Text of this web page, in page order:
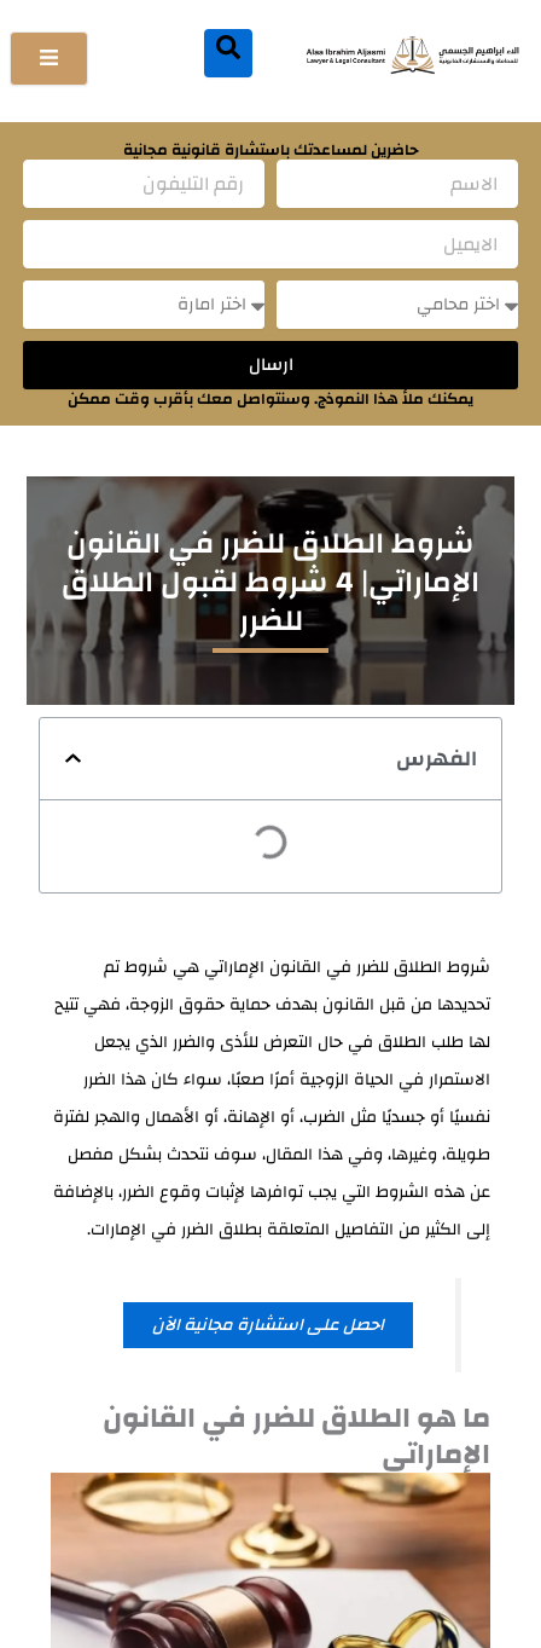
إلى
المحتوى
حاضرين لمساعدتك باستشارة قانونية مجانية
ارسال
يمكنك ملأ هذا النموذج. وسنتواصل معك بأقرب وقت ممكن
شروط الطلاق للضرر في القانون
الإماراتي| 4 شروط لقبول الطلاق
للضرر
الفهرس
شروط الطلاق للضرر في القانون الإماراتي هي شروط تم
تحديدها من قبل القانون بهدف حماية حقوق الزوجة، فهي تتيح
لها طلب الطلاق في حال التعرض للأذى والضرر الذي يجعل
الاستمرار في الحياة الزوجية أمرًا صعبًا، سواء كان هذا الضرر
نفسيًا أو جسديًا مثل الضرب، أو الإهانة، أو الأهمال والهجر لفترة
طويلة، وغيرها، وفي هذا المقال، سوف نتحدث بشكل مفصل
عن هذه الشروط التي يجب توافرها لإثبات وقوع الضرر، بالإضافة
إلى الكثير من التفاصيل المتعلقة بطلاق الضرر في الإمارات.
احصل على استشارة مجانية الآن
ما هو الطلاق للضرر في القانون
الإماراتي